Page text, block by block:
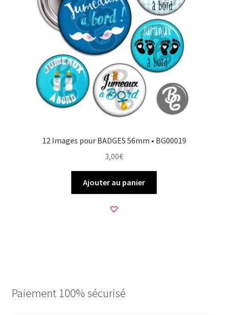
12 Images pour BADGES 56mm • BG00019
3,00€
Ajouter au panier
Paiement 100% sécurisé